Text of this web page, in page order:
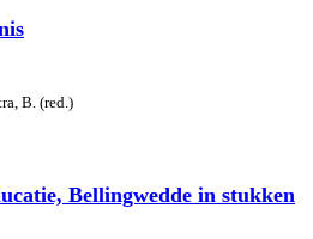
B. (red.)
Bellingwedde in stukken